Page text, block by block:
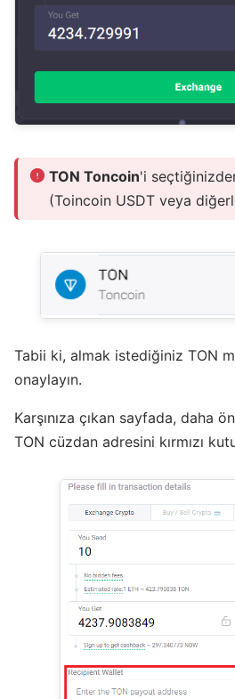
TON Toncoin'i
(Toincoin USDT veya
Tabii ki, almak istediğiniz TON
onaylayın.
Karşınıza çıkan sayfada, daha
TON cüzdan adresini kırmızı